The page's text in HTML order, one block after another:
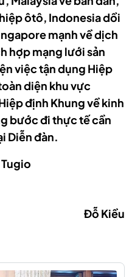
ôtô, Indonesia dồi
mạnh về dịch
hợp mạng lưới sản
việc tận dụng Hiệp
diện khu vực
định Khung về kinh
bước đi thực tế cần
Diễn đàn.
Đỗ Kiều